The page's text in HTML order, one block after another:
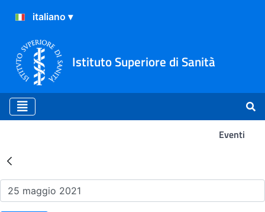
Istituto Superiore di Sanità
Eventi
Risultati della Ricerca -